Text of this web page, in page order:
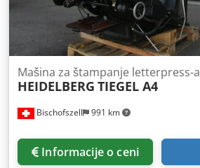
Bischofszell 991 km
Mašina za štampanje letterpress-a
HEIDELBERG TIEGEL A4
Informacije o ceni